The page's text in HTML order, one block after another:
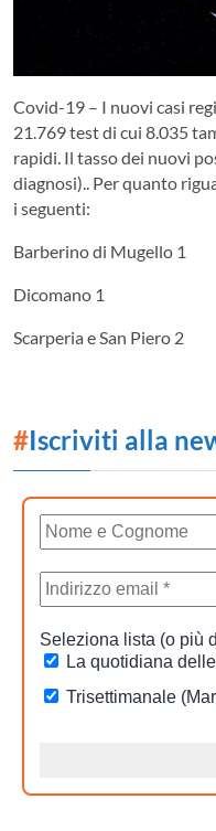
Covid-19 – I nuovi casi
21.769 test di cui 8.035
rapidi. Il tasso dei nuovi
diagnosi).. Per quanto
i seguenti:
Barberino di Mugello 1
Dicomano 1
Scarperia e San Piero 2
#Iscriviti alla